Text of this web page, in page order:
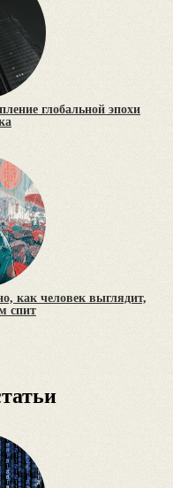
глобальной эпохи
как человек выглядит,
спит